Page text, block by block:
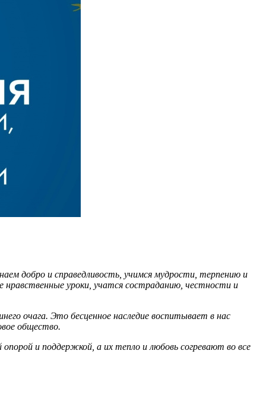
добро и справедливость, учимся мудрости, терпению и
уроки, учатся состраданию, честности и
очага. Это бесценное наследие воспитывает в нас
общество.
и поддержкой, а их тепло и любовь согревают во все